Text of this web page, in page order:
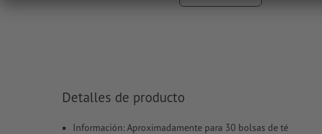
Nota: Por favor, tenga en cuenta que los colores pueden
graba en materiales naturales
Detalles de producto
Información: Aproximadamente para 30 bolsas de té